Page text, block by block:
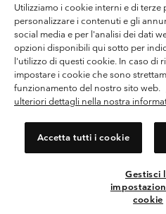
Termini di utilizzo
Condizioni
Politica sulla privacy
Termini e condizioni del programma di
Condizioni di utilizzo dei contenuti
Cookies
Public CBCR
Servizio clienti: Lun. - ven. 9:00 - 13:00
(+)390694804176
Utilizziamo i cookie interni e di
personalizzare i contenuti e gli
social media e per l'analisi dei dati
opzioni disponibili qui sotto per
l'utilizzo di questi cookie. In caso di
impostare i cookie che sono
funzionamento del nostro sito web.
ulteriori dettagli nella nostra
Accetta tutti i cookie
Gestisci
cookie
Seleziona il paese di
Shopping
Italia
Visualizza